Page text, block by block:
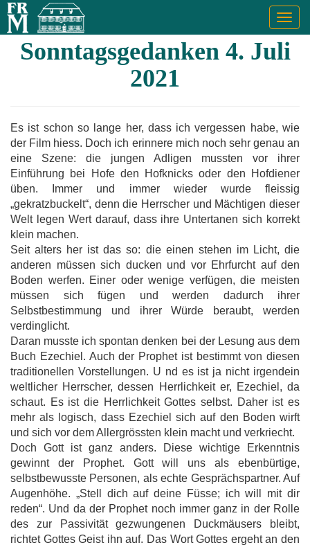
Sonntagsgedanken 4. Juli
2021
Es ist schon so lange her, dass ich vergessen habe, wie
der Film hiess. Doch ich erinnere mich noch sehr genau an
eine Szene: die jungen Adligen mussten vor ihrer
Einführung bei Hofe den Hofknicks oder den Hofdiener
üben. Immer und immer wieder wurde fleissig
„gekratzbuckelt“, denn die Herrscher und Mächtigen dieser
Welt legen Wert darauf, dass ihre Untertanen sich korrekt
klein machen.
Seit alters her ist das so: die einen stehen im Licht, die
anderen müssen sich ducken und vor Ehrfurcht auf den
Boden werfen. Einer oder wenige verfügen, die meisten
müssen sich fügen und werden dadurch ihrer
Selbstbestimmung und ihrer Würde beraubt, werden
verdinglicht.
Daran musste ich spontan denken bei der Lesung aus dem
Buch Ezechiel. Auch der Prophet ist bestimmt von diesen
traditionellen Vorstellungen. U nd es ist ja nicht irgendein
weltlicher Herrscher, dessen Herrlichkeit er, Ezechiel, da
schaut. Es ist die Herrlichkeit Gottes selbst. Daher ist es
mehr als logisch, dass Ezechiel sich auf den Boden wirft
und sich vor dem Allergrössten klein macht und verkriecht.
Doch Gott ist ganz anders. Diese wichtige Erkenntnis
gewinnt der Prophet. Gott will uns als ebenbürtige,
selbstbewusste Personen, als echte Gesprächspartner. Auf
Augenhöhe. „Stell dich auf deine Füsse; ich will mit dir
reden“. Und da der Prophet noch immer ganz in der Rolle
des zur Passivität gezwungenen Duckmäusers bleibt,
richtet Gottes Geist ihn auf. Das Wort Gottes ergeht an den